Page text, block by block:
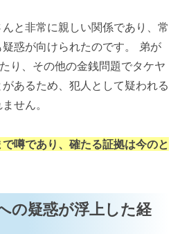
と非常に親しい関係であり、常
惑が向けられたのです​。 弟が
り、その他の金銭問題でタケヤ
あるため、犯人として疑われる
せん。
噂であり、確たる証拠は今のと
の疑惑が浮上した経